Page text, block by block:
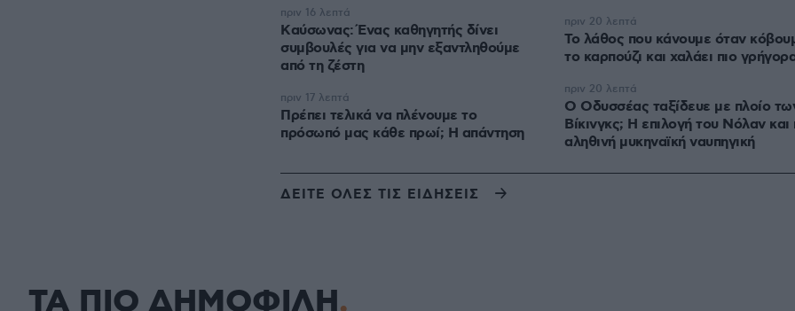
Kαύσωνας: Ένας καθηγητής δίνει
συμβουλές για να μην εξαντληθούμε
από τη ζέστη
πριν 16 λεπτά
Πρέπει τελικά να πλένουμε το
πρόσωπό μας κάθε πρωί; Η απάντηση
πριν 17 λεπτά
Το λάθος που κάνουμε όταν
το καρπούζι και χαλάει πιο
πριν 20 λεπτά
Ο Οδυσσέας ταξίδευε με πλοίο
Βίκινγκς; Η επιλογή του Νόλαν και
αληθινή μυκηναϊκή ναυπηγική
πριν 20 λεπτά
ΔΕΙΤΕ ΟΛΕΣ ΤΙΣ ΕΙΔΗΣΕΙΣ